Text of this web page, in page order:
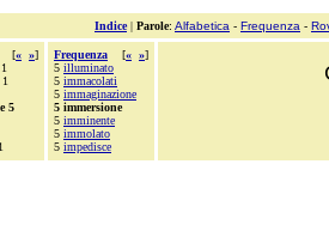
Indice| Parole: Alfabetica - Frequenza -
[« »]
1
1
5
1
Frequenza [« »]
5 illuminato
5 immacolati
5 immaginazione
5 immersione
5 imminente
5 immolato
5 impedisce